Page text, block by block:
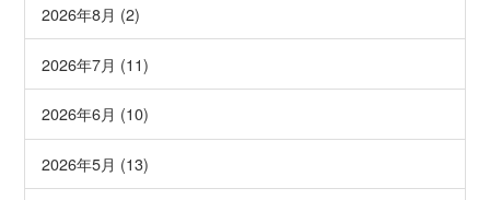
2026年8月 (2)
2026年7月 (11)
2026年6月 (10)
2026年5月 (13)